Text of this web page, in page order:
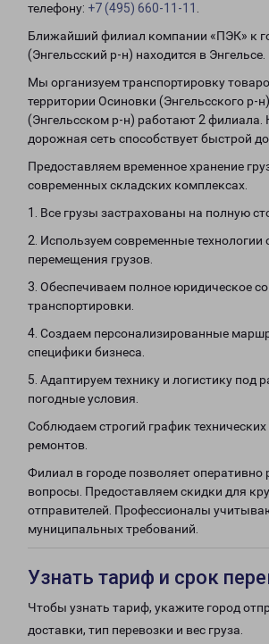
телефону: +7 (495) 660-11-11
Ближайший филиал компании «ПЭК» к
(Энгельсский р-н) находится в Энгельсе.
Мы организуем транспортировку
территории Осиновки (Энгельсского р-
(Энгельсском р-н) работают 2 филиала.
дорожная сеть способствует быстрой
Предоставляем временное хранение
современных складских комплексах.
1. Все грузы застрахованы на полную
2. Используем современные технологии
перемещения грузов.
3. Обеспечиваем полное юридическое
транспортировки.
4. Создаем персонализированные
специфики бизнеса.
5. Адаптируем технику и логистику под
погодные условия.
Соблюдаем строгий график
ремонтов.
Филиал в городе позволяет оперативно
вопросы. Предоставляем скидки для
отправителей. Профессионалы
муниципальных требований.
Узнать тариф и срок
Чтобы узнать тариф, укажите город
доставки, тип перевозки и вес груза.